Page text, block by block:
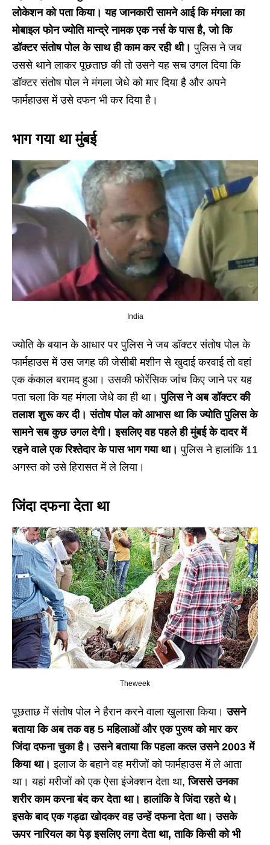
लोकेशन को पता किया। यह जानकारी सामने आई कि मंगला का
मोबाइल फोन ज्योति मान्द्रे नामक एक नर्स के पास है, जो कि
डॉक्टर संतोष पोल के साथ ही काम कर रही थी।पुलिस ने जब
उससे थाने लाकर पूछताछ की तो उसने यह सच उगल दिया कि
डॉक्टर संतोष पोल ने मंगला जेधे को मार दिया है और अपने
फार्महाउस में उसे दफन भी कर दिया है।
भाग गया था मुंबई
India
ज्योति के बयान के आधार पर पुलिस ने जब डॉक्टर संतोष पोल के
फार्महाउस में उस जगह की जेसीबी मशीन से खुदाई करवाई तो वहां
एक कंकाल बरामद हुआ। उसकी फोरेंसिक जांच किए जाने पर यह
पता चला कि यह मंगला जेधे का ही था।पुलिस ने अब डॉक्टर की
तलाश शुरू कर दी। संतोष पोल को आभास था कि ज्योति पुलिस के
सामने सब कुछ उगल देगी। इसलिए वह पहले ही मुंबई के दादर में
रहने वाले एक रिश्तेदार के पास भाग गया था। पुलिस ने हालांकि 11
अगस्त को उसे हिरासत में ले लिया।
जिंदा दफना देता था
Theweek
पूछताछ में संतोष पोल ने हैरान करने वाला खुलासा किया।उसने
बताया कि अब तक वह 5 महिलाओं और एक पुरुष को मार कर
जिंदा दफना चुका है। उसने बताया कि पहला कत्ल उसने 2003 में
किया था। इलाज के बहाने वह मरीजों को फार्महाउस में ले आता
था। यहां मरीजों को एक ऐसा इंजेक्शन देता था,जिससे उनका
शरीर काम करना बंद कर देता था। हालांकि वे जिंदा रहते थे।
इसके बाद एक गड्ढा खोदकर वह उन्हें दफना देता था। उसके
ऊपर नारियल का पेड़ इसलिए लगा देता था, ताकि किसी को भी